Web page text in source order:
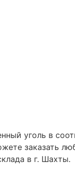
уголь в
заказать
в г. Шахты.